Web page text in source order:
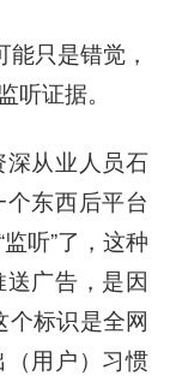
只是错觉，
证据。
从业人员石
东西后平台
听”了，这种
广告，是因
个标识是全网
用户）习惯